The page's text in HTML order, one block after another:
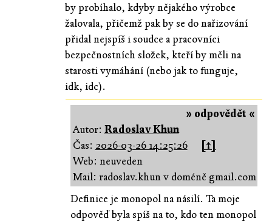
by probíhalo, kdyby nějakého výrobce
žalovala, přičemž pak by se do nařizování
přidal nejspíš i soudce a pracovníci
bezpečnostních složek, kteří by měli na
starosti vymáhání (nebo jak to funguje,
idk, idc).
» odpovědět «
Autor: Radoslav Khun
Čas: 2026-03-26 14:25:26
[↑]
Web: neuveden
Mail: radoslav.khun v doméně gmail.com
Definice je monopol na násilí. Ta moje
odpověď byla spíš na to, kdo ten monopol